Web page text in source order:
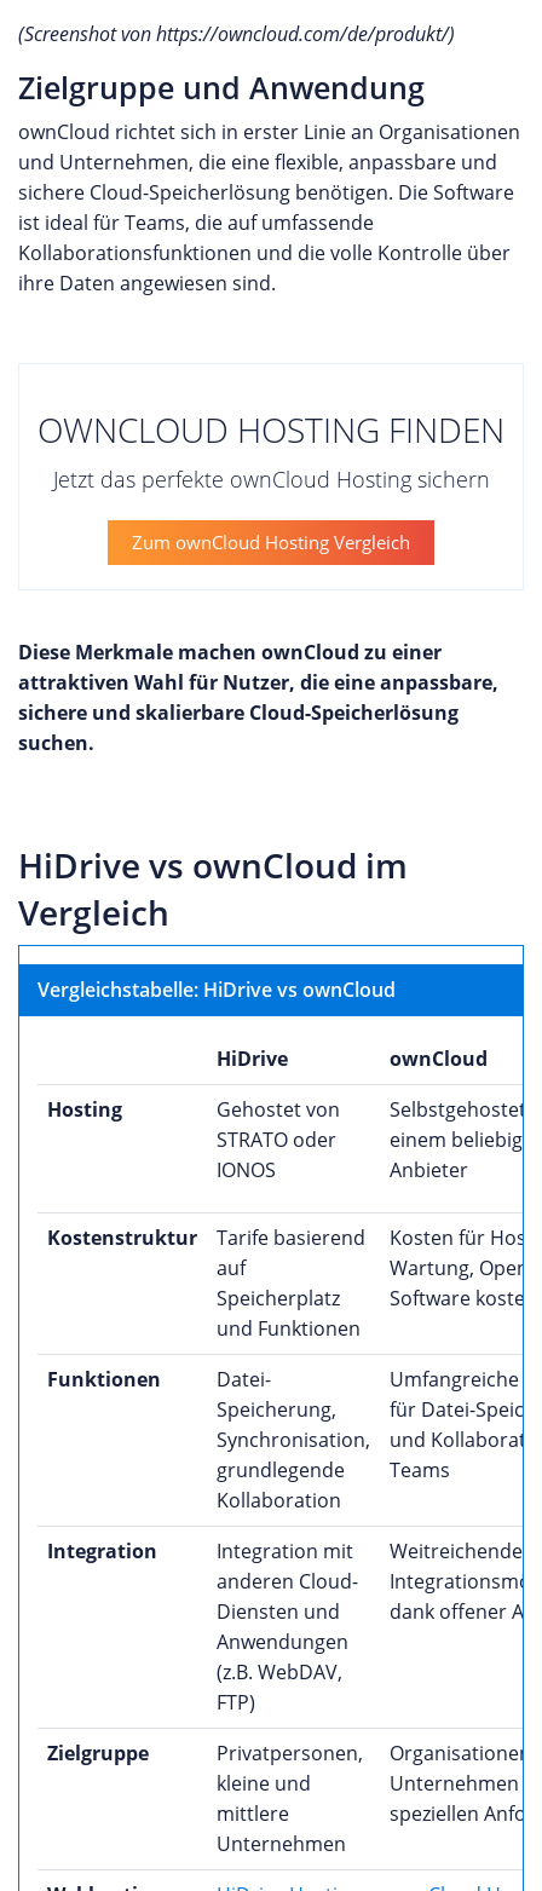
(Screenshot von https://owncloud.com/de/produkt/)
Zielgruppe und Anwendung
ownCloud richtet sich in erster Linie an Organisationen
und Unternehmen, die eine flexible, anpassbare und
sichere Cloud-Speicherlösung benötigen. Die Software
ist ideal für Teams, die auf umfassende
Kollaborationsfunktionen und die volle Kontrolle über
ihre Daten angewiesen sind.
OWNCLOUD HOSTING FINDEN
Jetzt das perfekte ownCloud Hosting sichern
Zum ownCloud Hosting Vergleich
Diese Merkmale machen ownCloud zu einer
attraktiven Wahl für Nutzer, die eine anpassbare,
sichere und skalierbare Cloud-Speicherlösung
suchen.
HiDrive vs ownCloud im
Vergleich
Vergleichstabelle: HiDrive vs ownCloud
HiDrive
ownCloud
Hosting
Gehostet von
STRATO oder
IONOS
Selbstgehostet
einem
Anbieter
Kostenstruktur
Tarife basierend
auf
Speicherplatz
und Funktionen
Kosten für
Wartung, Open-
Software
Funktionen
Datei-
Speicherung,
Synchronisation,
grundlegende
Kollaboration
Umfangreiche
für Datei-
und
Teams
Integration
Integration mit
anderen Cloud-
Diensten und
Anwendungen
(z.B. WebDAV,
FTP)
Weitreichende
dank offener
Zielgruppe
Privatpersonen,
kleine und
mittlere
Unternehmen
Organisationen
Unternehmen
speziellen